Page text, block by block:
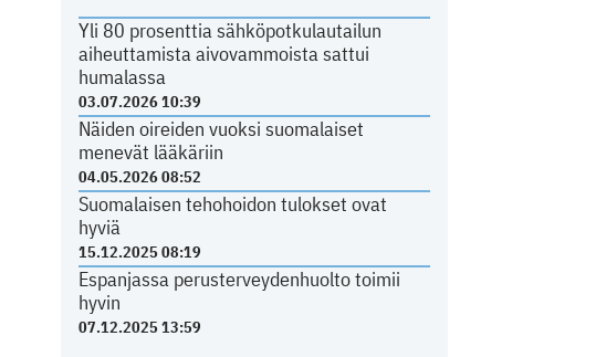
Yli 80 prosenttia sähköpotkulautailun
aiheuttamista aivovammoista sattui
humalassa
03.07.2026 10:39
Näiden oireiden vuoksi suomalaiset
menevät lääkäriin
04.05.2026 08:52
Suomalaisen tehohoidon tulokset ovat
hyviä
15.12.2025 08:19
Espanjassa perusterveydenhuolto toimii
hyvin
07.12.2025 13:59